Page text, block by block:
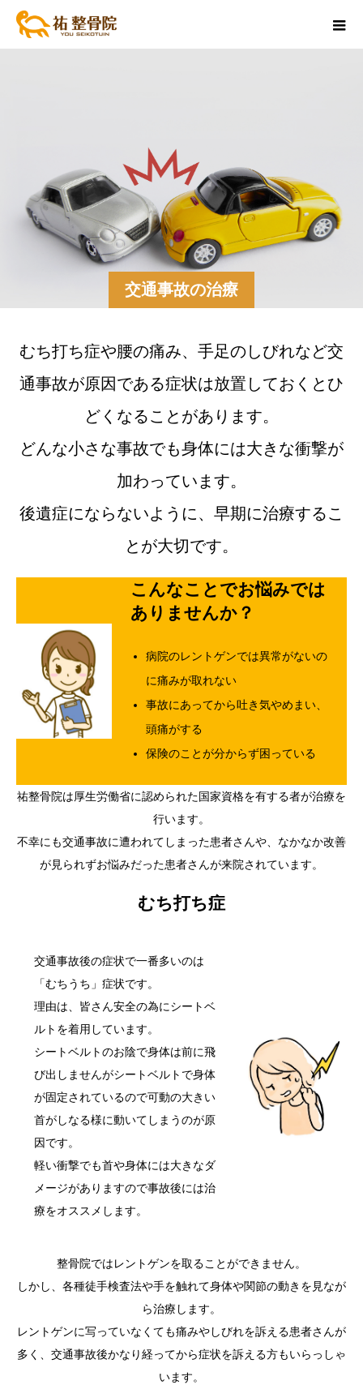
交通事故の治療
むち打ち症や腰の痛み、手足のしびれなど交
通事故が原因である症状は放置しておくとひ
どくなることがあります。
どんな小さな事故でも身体には大きな衝撃が
加わっています。
後遺症にならないように、早期に治療するこ
とが大切です。
こんなことでお悩みでは
ありませんか？
病院のレントゲンでは異常がないの
に痛みが取れない
事故にあってから吐き気やめまい、
頭痛がする
保険のことが分からず困っている
祐整骨院は厚生労働省に認められた国家資格を有する者が治療を
行います。
不幸にも交通事故に遭われてしまった患者さんや、なかなか改善
が見られずお悩みだった患者さんが来院されています。
むち打ち症
交通事故後の症状で一番多いのは
「むちうち」症状です。
理由は、皆さん安全の為にシートベ
ルトを着用しています。
シートベルトのお陰で身体は前に飛
び出しませんがシートベルトで身体
が固定されているので可動の大きい
首がしなる様に動いてしまうのが原
因です。
軽い衝撃でも首や身体には大きなダ
メージがありますので事故後には治
療をオススメします。
整骨院ではレントゲンを取ることができません。
しかし、各種徒手検査法や手を触れて身体や関節の動きを見なが
ら治療します。
レントゲンに写っていなくても痛みやしびれを訴える患者さんが
多く、交通事故後かなり経ってから症状を訴える方もいらっしゃ
います。